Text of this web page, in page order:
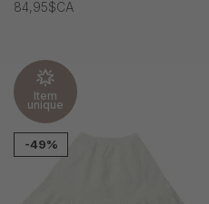
84,95$CA
Item
unique
-49%